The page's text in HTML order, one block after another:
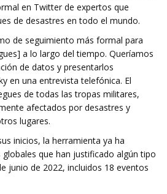
en Twitter de expertos que
de desastres en todo el mundo.
de seguimiento más formal para
a lo largo del tiempo. Queríamos
de datos y presentarlos
en una entrevista telefónica. El
de todas las tropas militares,
afectados por desastres y
lugares.
inicios, la herramienta ya ha
que han justificado algún tipo
junio de 2022, incluidos 18 eventos